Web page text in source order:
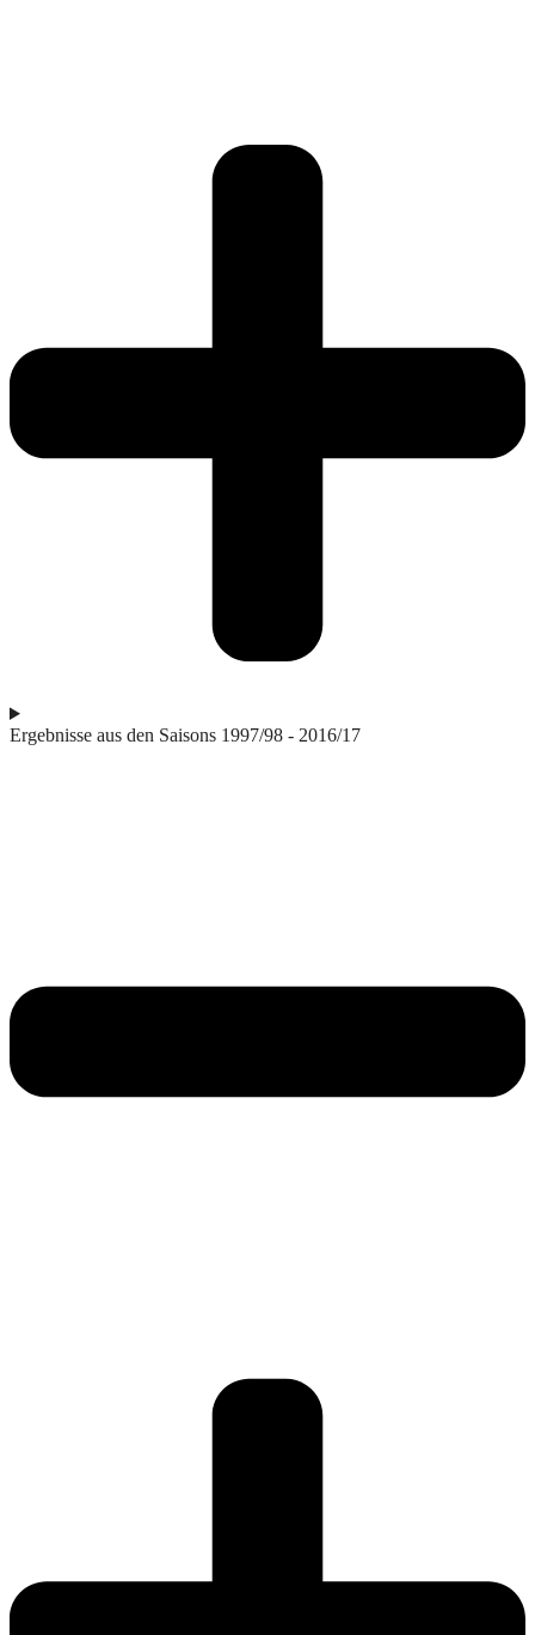
Ergebnisse aus den Saisons 1997/98 - 2016/17